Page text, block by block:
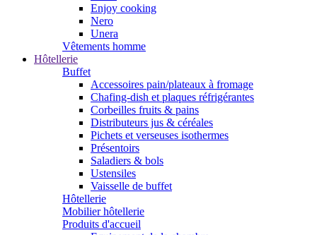
Enjoy cooking
Nero
Unera
Vêtements homme
Hôtellerie
Buffet
Accessoires pain/plateaux à fromage
Chafing-dish et plaques réfrigérantes
Corbeilles fruits & pains
Distributeurs jus & céréales
Pichets et verseuses isothermes
Présentoirs
Saladiers & bols
Ustensiles
Vaisselle de buffet
Hôtellerie
Mobilier hôtellerie
Produits d'accueil